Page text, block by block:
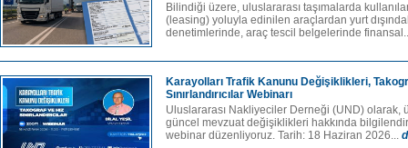
Bilindiği üzere, uluslararası taşımalarda
(leasing) yoluyla edinilen araçlardan yurt
denetimlerinde, araç tescil belgelerinde
Karayolları Trafik Kanunu Değişiklikleri,
Sınırlandırıcılar Webinarı
Uluslararası Nakliyeciler Derneği (UND) olarak,
güncel mevzuat değişiklikleri hakkında
webinar düzenliyoruz. Tarih: 18 Haziran 2026...